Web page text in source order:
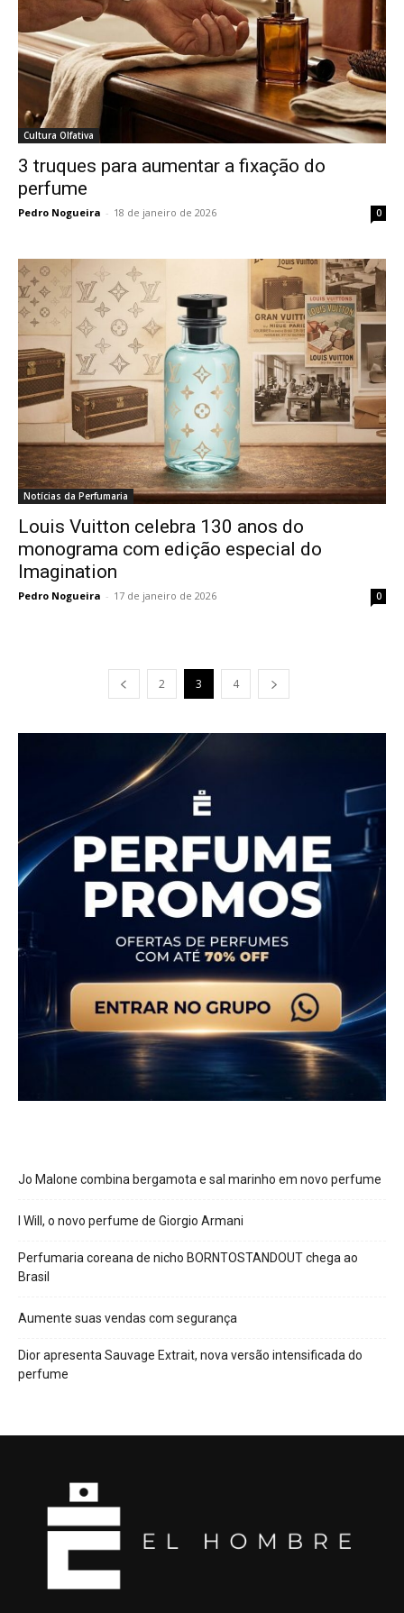
Cultura Olfativa
3 truques para aumentar a fixação do
perfume
Pedro Nogueira - 18 de janeiro de 2026 0
Notícias da Perfumaria
Louis Vuitton celebra 130 anos do
monograma com edição especial do
Imagination
Pedro Nogueira - 17 de janeiro de 2026 0
2 3 4
Jo Malone combina bergamota e sal marinho em novo perfume
I Will, o novo perfume de Giorgio Armani
Perfumaria coreana de nicho BORNTOSTANDOUT chega ao
Brasil
Aumente suas vendas com segurança
Dior apresenta Sauvage Extrait, nova versão intensificada do
perfume